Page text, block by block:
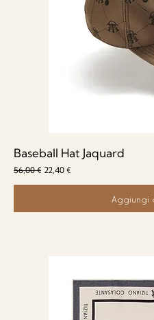
Baseball Hat Jaquard
Prezzo regolare
56,00 € Prezzo scontato
22,40 €
Aggiungi